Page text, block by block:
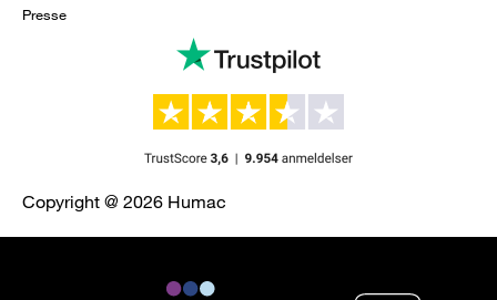
Presse
Copyright @ 2026 Humac